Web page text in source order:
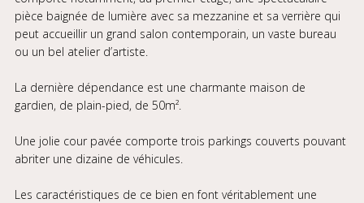
pièce baignée de lumière avec sa mezzanine et sa verrière qui
peut accueillir un grand salon contemporain, un vaste bureau
ou un bel atelier d’artiste.
La dernière dépendance est une charmante maison de
gardien, de plain-pied, de 50m².
Une jolie cour pavée comporte trois parkings couverts pouvant
abriter une dizaine de véhicules.
Les caractéristiques de ce bien en font véritablement une